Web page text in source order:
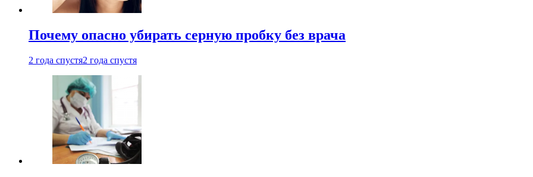
Почему опасно убирать серную пробку без врача
2 года спустя2 года спустя